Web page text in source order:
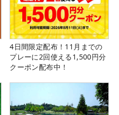
4日間限定配布！11月までの
プレーに2回使える1,500円分
クーポン配布中！